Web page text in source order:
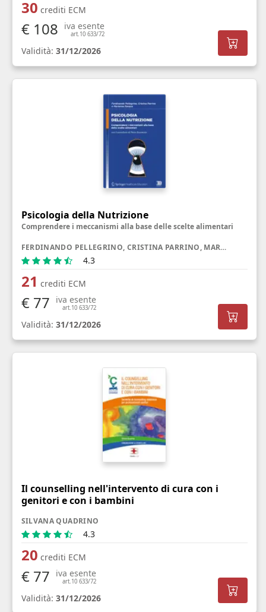
30 crediti ECM
€ 108 iva esente
art.10 633/72
Validità: 31/12/2026
Psicologia della Nutrizione
Comprendere i meccanismi alla base delle scelte alimentari
FERDINANDO PELLEGRINO, CRISTINA PARRINO, MARIANNA PASQUA
4.3
21 crediti ECM
€ 77 iva esente
art.10 633/72
Validità: 31/12/2026
Il counselling nell'intervento di cura con i
genitori e con i bambini
SILVANA QUADRINO
4.3
20 crediti ECM
€ 77 iva esente
art.10 633/72
Validità: 31/12/2026